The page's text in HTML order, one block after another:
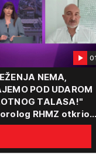
NEMA,
POD UDAROM
TALASA!"
RHMZ otkrio
vreme nas čeka do